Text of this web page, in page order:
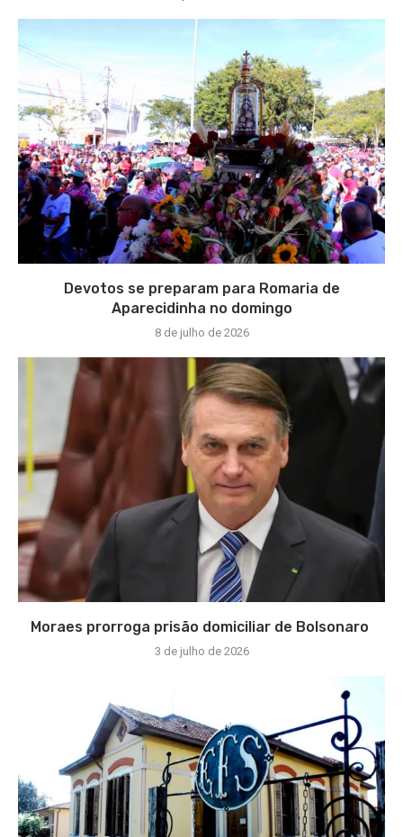
Devotos se preparam para Romaria de
Aparecidinha no domingo
8 de julho de 2026
Moraes prorroga prisão domiciliar de Bolsonaro
3 de julho de 2026